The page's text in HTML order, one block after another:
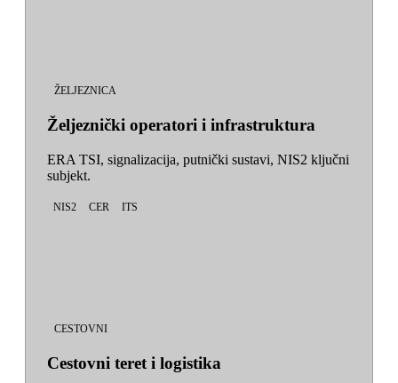
ŽELJEZNICA
Željeznički operatori i infrastruktura
ERA TSI, signalizacija, putnički sustavi, NIS2 ključni
subjekt.
NIS2 CER ITS
CESTOVNI
Cestovni teret i logistika